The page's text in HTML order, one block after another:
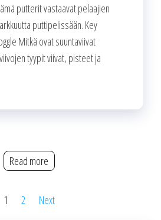
putterit vastaavat pelaajien
puttipelissään. Key
Mitkä ovat suuntaviivat
tyypit viivat, pisteet ja
Read more
1 2 Next